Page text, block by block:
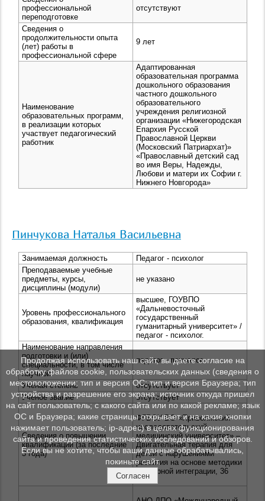
профессиональной
переподготовке
отсутствуют
Сведения о
продолжительности опыта
(лет) работы в
профессиональной сфере
9 лет
Наименование
образовательных программ,
в реализации которых
участвует педагогический
работник
Адаптированная
образовательная программа
дошкольного образования
частного дошкольного
образовательного
учреждения религиозной
организации «Нижегородская
Епархия Русской
Православной Церкви
(Московский Патриархат)»
«Православный детский сад
во имя Веры, Надежды,
Любови и матери их Софии г.
Нижнего Новгорода»
Пинчукова Наталья Васильевна
Занимаемая должность
Педагог - психолог
Преподаваемые учебные
предметы, курсы,
дисциплины (модули)
не указано
Уровень профессионального
образования, квалификация
высшее, ГОУВПО
«Дальневосточный
государственный
гуманитарный университет» /
педагог - психолог.
Наименование направления
подготовки и (или)
специальности, в том числе
научной
педагог - психолог
Ученая степень
отсутствует
Ученое звание
отсутствует
Сведения о повышении
квалификации (за последние
3 года)
ФГБОУ ВО «Приволжский
исследовательский
медицинский университет» –
Двигательная терапия для
детей с нарушениями
развития на основе методики
сенсорной интеграции, 36
часов
Продолжая использовать наш сайт, вы даете согласие на
обработку файлов cookie, пользовательских данных (сведения о
местоположении; тип и версия ОС; тип и версия Браузера; тип
устройства и разрешение его экрана; источник откуда пришел
на сайт пользователь; с какого сайта или по какой рекламе; язык
ОС и Браузера; какие страницы открывает и на какие кнопки
нажимает пользователь; ip-адрес) в целях функционирования
сайта и проведения статистических исследований и обзоров.
Если вы не хотите, чтобы ваши данные обрабатывались,
покиньте сайт.
Согласен